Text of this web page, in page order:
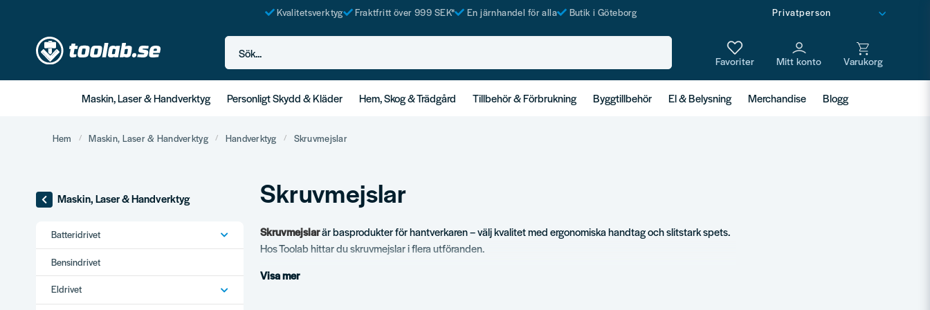
Kvalitetsverktyg Fraktfritt över 999 SEK* En järnhandel för alla Butik i Göteborg
Sök...
Maskin, Laser & Handverktyg Personligt Skydd & Kläder Hem, Skog & Trädgård Tillbehör & Förbrukning Byggtillbehör El & Belysning Merchandise Blogg
Hem Maskin, Laser & Handverktyg Handverktyg Skruvmejslar
Maskin, Laser & Handverktyg
Batteridrivet
Bensindrivet
Eldrivet
Skruvmejslar
Skruvmejslarär basprodukter för hantverkaren – välj kvalitet med ergonomiska handtag och slitstark spets.
Hos Toolab hittar du skruvmejslar i flera utföranden.
Vårt sortiment
Visa mer